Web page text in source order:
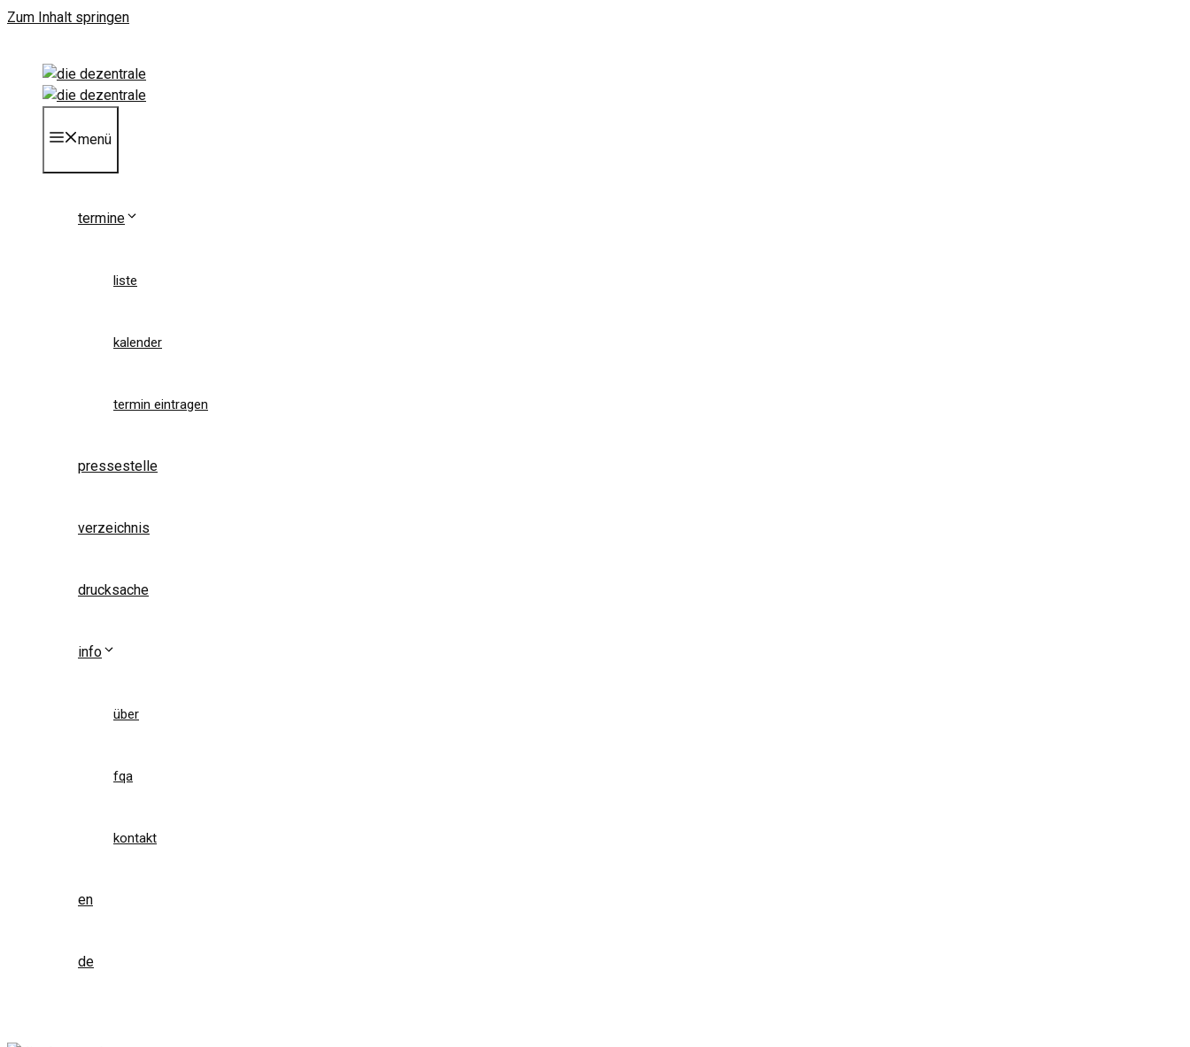
Zum Inhalt springen
menü
termine
liste
kalender
termin eintragen
pressestelle
verzeichnis
drucksache
info
über
fqa
kontakt
en
de